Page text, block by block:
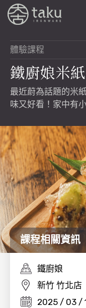
體驗課程
鐵廚娘米紙
最近蔚為話題的米
味又好看！家中有
課程相關資訊
鐵廚娘
新竹 竹北店
2025 / 03 /